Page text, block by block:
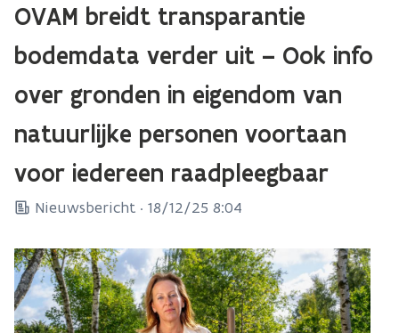
OVAM breidt transparantie
bodemdata verder uit – Ook info
over gronden in eigendom van
natuurlijke personen voortaan
voor iedereen raadpleegbaar
Nieuwsbericht · 18/12/25 8:04